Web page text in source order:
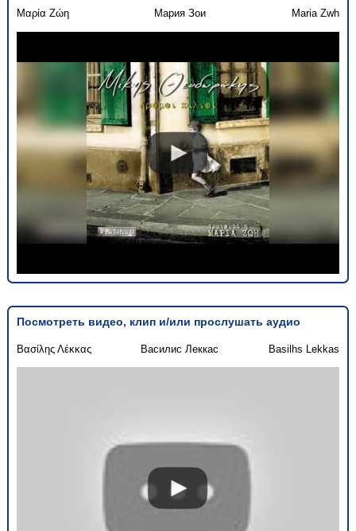
Μαρία Ζώη Мария Зои Maria Zwh
Посмотреть видео, клип и/или прослушать аудио
Βασίλης Λέκκας Василис Леккас Basilhs Lekkas